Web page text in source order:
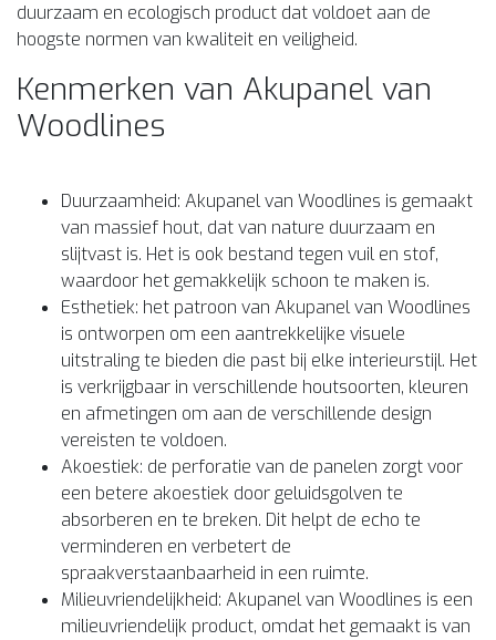
duurzaam en ecologisch product dat voldoet aan de
hoogste normen van kwaliteit en veiligheid.
Kenmerken van Akupanel van
Woodlines
Duurzaamheid: Akupanel van Woodlines is gemaakt
van massief hout, dat van nature duurzaam en
slijtvast is. Het is ook bestand tegen vuil en stof,
waardoor het gemakkelijk schoon te maken is.
Esthetiek: het patroon van Akupanel van Woodlines
is ontworpen om een aantrekkelijke visuele
uitstraling te bieden die past bij elke interieurstijl. Het
is verkrijgbaar in verschillende houtsoorten, kleuren
en afmetingen om aan de verschillende design
vereisten te voldoen.
Akoestiek: de perforatie van de panelen zorgt voor
een betere akoestiek door geluidsgolven te
absorberen en te breken. Dit helpt de echo te
verminderen en verbetert de
spraakverstaanbaarheid in een ruimte.
Milieuvriendelijkheid: Akupanel van Woodlines is een
milieuvriendelijk product, omdat het gemaakt is van